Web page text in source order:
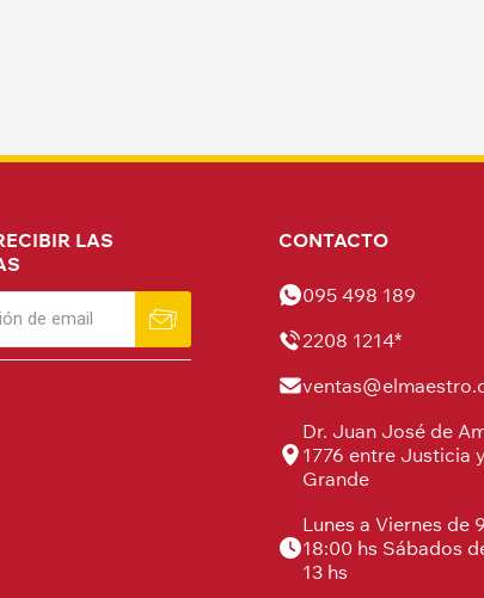
LAS
CONTACTO
095 498 189
2208 1214*
Dr. Juan José de
1776 entre Justicia
Grande
Lunes a Viernes de
18:00 hs Sábados
13 hs